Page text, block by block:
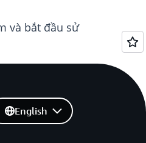
và bắt đầu sử
English